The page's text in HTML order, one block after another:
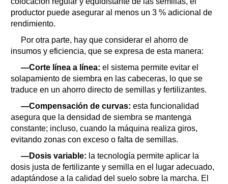
productor puede asegurar al menos un 3 % adicional de
rendimiento.
Por otra parte, hay que considerar el ahorro de
insumos y eficiencia, que se expresa de esta manera:
—Corte línea a línea: el sistema permite evitar el
solapamiento de siembra en las cabeceras, lo que se
traduce en un ahorro directo de semillas y fertilizantes.
—Compensación de curvas: esta funcionalidad
asegura que la densidad de siembra se mantenga
constante; incluso, cuando la máquina realiza giros,
evitando zonas con exceso o falta de semillas.
—Dosis variable: la tecnología permite aplicar la
dosis justa de fertilizante y semilla en el lugar adecuado,
adaptándose a la calidad del suelo sobre la marcha. El